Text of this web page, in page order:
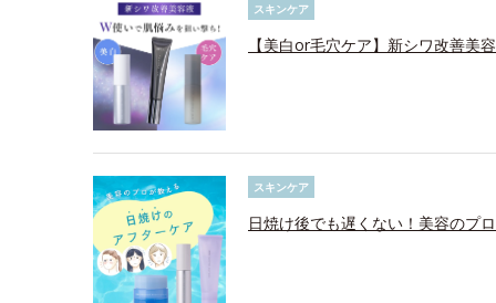
スキンケア
【美白or毛穴ケア】新シワ改善美
スキンケア
日焼け後でも遅くない！美容のプ